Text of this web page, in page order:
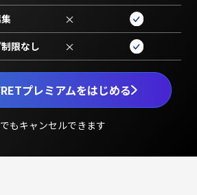
プレミアムをはじめる
もキャンセルできます
×
限なし ×